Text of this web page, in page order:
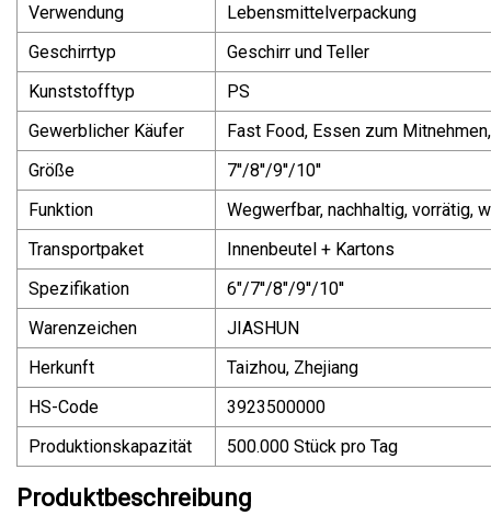
Verwendung
Lebensmittelverpackung
Geschirrtyp
Geschirr und Teller
Kunststofftyp
PS
Gewerblicher Käufer
Fast Food, Essen zum
Größe
7''/8''/9''/10''
Funktion
Wegwerfbar, nachhaltig, vorrätig,
Transportpaket
Innenbeutel + Kartons
Spezifikation
6"/7''/8"/9''/10''
Warenzeichen
JIASHUN
Herkunft
Taizhou, Zhejiang
HS-Code
3923500000
Produktionskapazität
500.000 Stück pro Tag
Produktbeschreibung